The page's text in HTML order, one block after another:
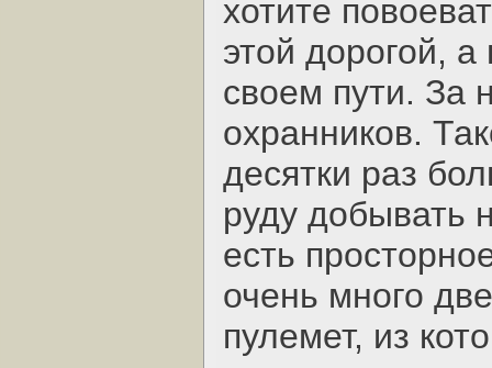
хотите
этой дорогой,
своем пути. За
охранников.
десятки раз
руду добывать
есть
очень много
пулемет, из